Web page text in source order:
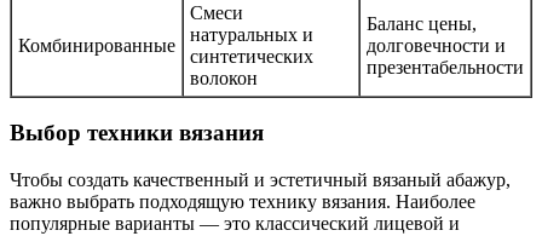
Комбинированные
Смеси
натуральных и
синтетических
волокон
Баланс цены,
долговечности и
презентабельности
Выбор техники вязания
Чтобы создать качественный и эстетичный вязаный абажур,
важно выбрать подходящую технику вязания. Наиболее
популярные варианты — это классический лицевой и